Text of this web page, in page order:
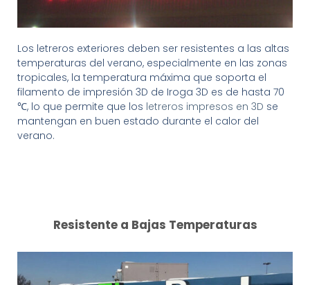
Los letreros exteriores deben ser resistentes a las altas
temperaturas del verano, especialmente en las zonas
tropicales, la temperatura máxima que soporta el
filamento de impresión 3D de Iroga 3D es de hasta 70
℃, lo que permite que los letreros impresos en 3D se
mantengan en buen estado durante el calor del
verano.
Resistente a Bajas Temperaturas